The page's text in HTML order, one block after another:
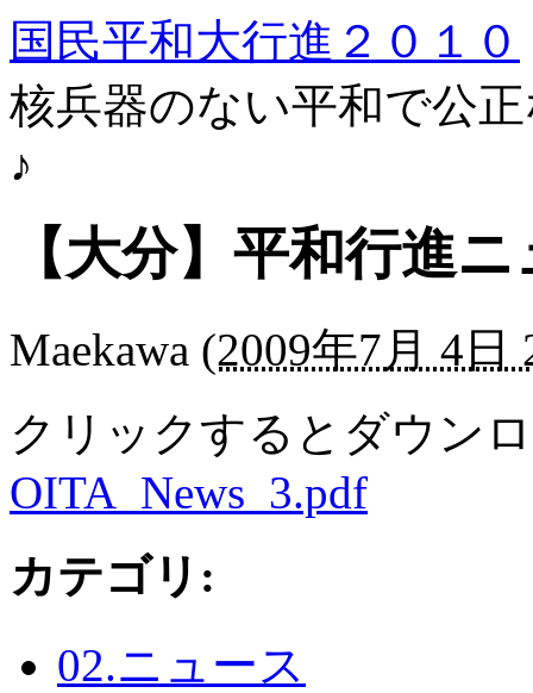
国民平和大行進２０１０
核兵器のない平和で公
♪
【大分】平和行進
Maekawa (2009年7月 4日
クリックするとダウン
OITA_News_3.pdf
カテゴリ :
02.ニュース